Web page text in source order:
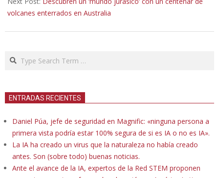
volcanes enterrados en Australia
Search
ENTRADAS RECIENTES
Daniel Púa, jefe de seguridad en Magnific: «ninguna persona a
primera vista podría estar 100% segura de si es IA o no es IA».
La IA ha creado un virus que la naturaleza no había creado
antes. Son (sobre todo) buenas noticias.
Ante el avance de la IA, expertos de la Red STEM proponen